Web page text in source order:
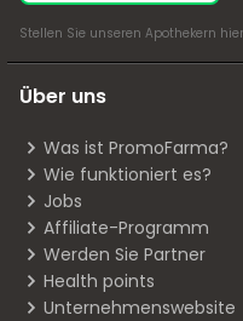
Stellen Sie unseren Apothekern hier
Über uns
Was ist PromoFarma?
Wie funktioniert es?
Jobs
Affiliate-Programm
Werden Sie Partner
Health points
Unternehmenswebsite